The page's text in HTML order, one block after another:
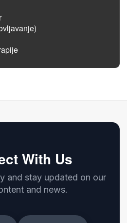
With Us
and stay updated on our
and news.